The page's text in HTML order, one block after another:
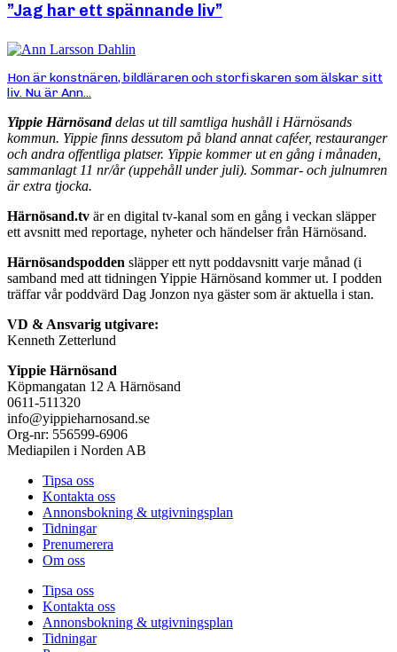
”Jag har ett spännande liv”
Hon är konstnären, bildläraren och storfiskaren som älskar sitt
liv. Nu är Ann...
Yippie Härnösanddelas ut till samtliga hushåll i Härnösands
kommun. Yippie finns dessutom på bland annat caféer, restauranger
och andra offentliga platser. Yippie kommer ut en gång i månaden,
sammanlagt 11 nr/år (uppehåll under juli). Sommar- och julnumren
är extra tjocka.
Härnösand.tv är en digital tv-kanal som en gång i veckan släpper
ett avsnitt med reportage, nyheter och händelser från Härnösand.
Härnösandspodden släpper ett nytt poddavsnitt varje månad (i
samband med att tidningen Yippie Härnösand kommer ut. I podden
träffar vår poddvärd Dag Jonzon nya gäster som är aktuella i stan.
VD & Ansvarig utgivare:
Kenneth Zetterlund
Yippie Härnösand
Köpmangatan 12 A Härnösand
0611-511320
info@yippieharnosand.se
Org-nr: 556599-6906
Mediapilen i Norden AB
Tipsa oss
Kontakta oss
Annonsbokning & utgivningsplan
Tidningar
Prenumerera
Om oss
Tipsa oss
Kontakta oss
Annonsbokning & utgivningsplan
Tidningar